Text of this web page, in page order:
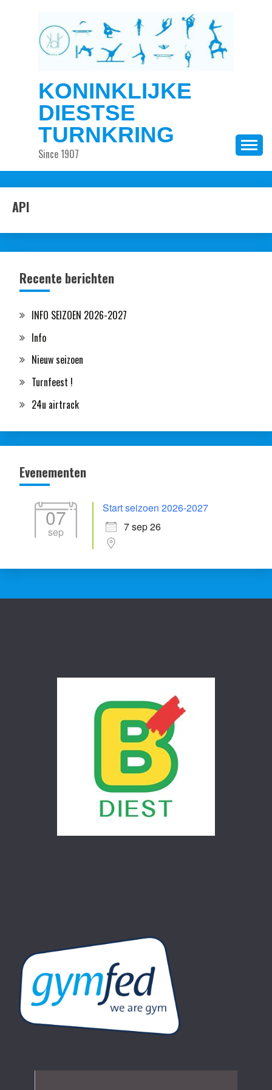
KONINKLIJKE
DIESTSE
TURNKRING
Since 1907
API
Recente berichten
INFO SEIZOEN 2026-2027
Info
Nieuw seizoen
Turnfeest !
24u airtrack
Evenementen
07
sep
Start seizoen 2026-2027
7 sep 26